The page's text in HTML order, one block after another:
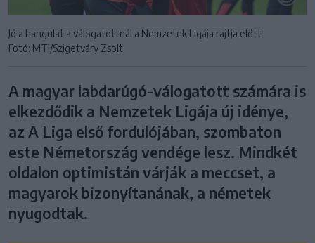
Jó a hangulat a válogatottnál a Nemzetek Ligája rajtja előtt
Fotó: MTI/Szigetváry Zsolt
A magyar labdarúgó-válogatott számára is
elkezdődik a Nemzetek Ligája új idénye,
az A Liga első fordulójában, szombaton
este Németország vendége lesz. Mindkét
oldalon optimistán várják a meccset, a
magyarok bizonyítanának, a németek
nyugodtak.